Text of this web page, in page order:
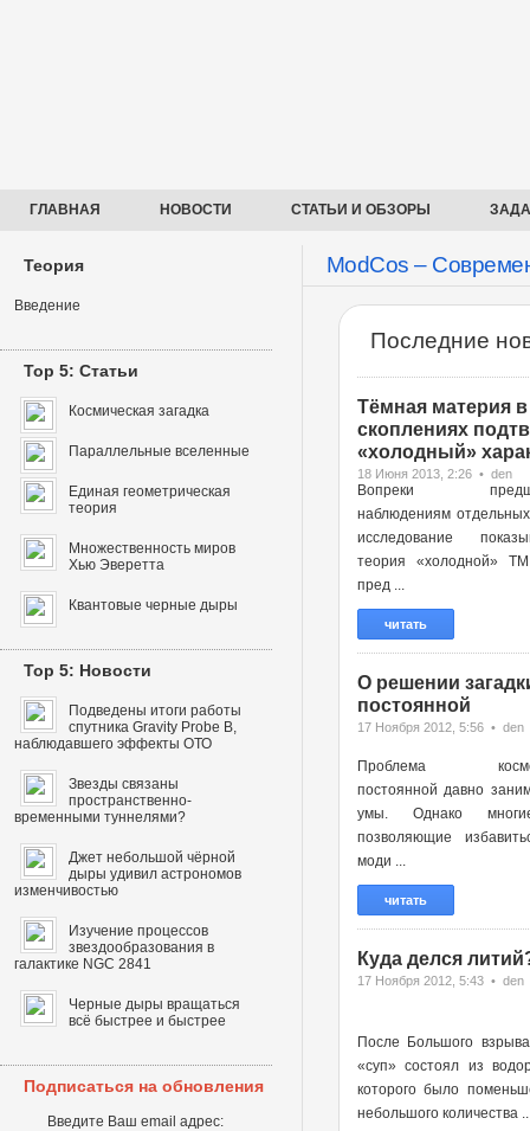
ГЛАВНАЯ НОВОСТИ СТАТЬИ И ОБЗОРЫ
ModCos –
Последние
Тёмная материя в
скоплениях
«холодный»
18 Июня 2013, 2:26 • den
Вопреки
наблюдениям
исследование
теория «холодной»
пред ...
читать
О решении
постоянной
17 Ноября 2012, 5:56 • den
Проблема
постоянной давно
умы. Однако
позволяющие
моди ...
читать
Куда делся
17 Ноября 2012, 5:43 • den
После Большого
«суп» состоял из
которого было
небольшого количества
Теория
Введение
Top 5: Статьи
Космическая загадка
Параллельные вселенные
Единая геометрическая
теория
Множественность миров
Хью Эверетта
Квантовые черные дыры
Top 5: Новости
Подведены итоги работы
спутника Gravity Probe B,
наблюдавшего эффекты ОТО
Звезды связаны
пространственно-
временными туннелями?
Джет небольшой чёрной
дыры удивил астрономов
изменчивостью
Изучение процессов
звездообразования в
галактике NGC 2841
Черные дыры вращаться
всё быстрее и быстрее
Подписаться на обновления
Введите Ваш email адрес: